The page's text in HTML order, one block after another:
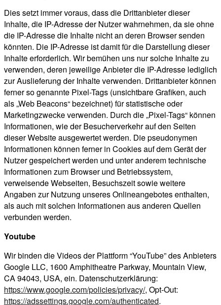
Dies setzt immer voraus, dass die Drittanbieter dieser
Inhalte, die IP-Adresse der Nutzer wahrnehmen, da sie ohne
die IP-Adresse die Inhalte nicht an deren Browser senden
könnten. Die IP-Adresse ist damit für die Darstellung dieser
Inhalte erforderlich. Wir bemühen uns nur solche Inhalte zu
verwenden, deren jeweilige Anbieter die IP-Adresse lediglich
zur Auslieferung der Inhalte verwenden. Drittanbieter können
ferner so genannte Pixel-Tags (unsichtbare Grafiken, auch
als „Web Beacons“ bezeichnet) für statistische oder
Marketingzwecke verwenden. Durch die „Pixel-Tags“ können
Informationen, wie der Besucherverkehr auf den Seiten
dieser Website ausgewertet werden. Die pseudonymen
Informationen können ferner in Cookies auf dem Gerät der
Nutzer gespeichert werden und unter anderem technische
Informationen zum Browser und Betriebssystem,
verweisende Webseiten, Besuchszeit sowie weitere
Angaben zur Nutzung unseres Onlineangebotes enthalten,
als auch mit solchen Informationen aus anderen Quellen
verbunden werden.
Youtube
Wir binden die Videos der Plattform “YouTube” des Anbieters
Google LLC, 1600 Amphitheatre Parkway, Mountain View,
CA 94043, USA, ein. Datenschutzerklärung:
https://www.google.com/policies/privacy/, Opt-Out:
https://adssettings.google.com/authenticated.